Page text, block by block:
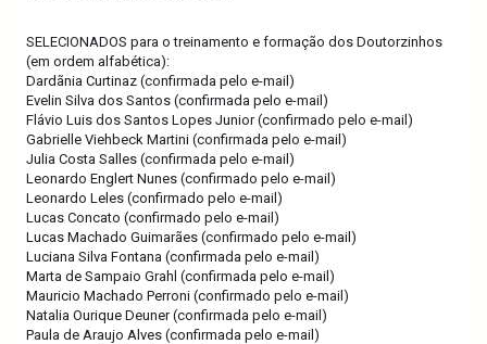
SELECIONADOS para o treinamento e formação dos Doutorzinhos
(em ordem alfabética):
Dardãnia Curtinaz (confirmada pelo e-mail)
Evelin Silva dos Santos (confirmada pelo e-mail)
Flávio Luis dos Santos Lopes Junior (confirmado pelo e-mail)
Gabrielle Viehbeck Martini (confirmada pelo e-mail)
Julia Costa Salles (confirmada pelo e-mail)
Leonardo Englert Nunes (confirmado pelo e-mail)
Leonardo Leles (confirmado pelo e-mail)
Lucas Concato (confirmado pelo e-mail)
Lucas Machado Guimarães (confirmado pelo e-mail)
Luciana Silva Fontana (confirmada pelo e-mail)
Marta de Sampaio Grahl (confirmada pelo e-mail)
Mauricio Machado Perroni (confirmado pelo e-mail)
Natalia Ourique Deuner (confirmada pelo e-mail)
Paula de Araujo Alves (confirmada pelo e-mail)